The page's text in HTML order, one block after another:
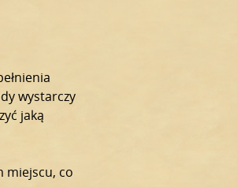
wystarczy
jaką
miejscu, co